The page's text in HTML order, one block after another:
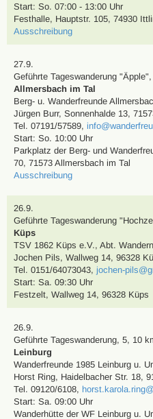
Start: So. 07:00 - 13:00 Uhr
Festhalle, Hauptstr. 105, 74930
Ausschreibung
27.9.
Geführte Tageswanderung "Äpple",
Allmersbach im Tal
Berg- u. Wanderfreunde
Jürgen Burr, Sonnenhalde 13,
Tel. 07191/57589,
Start: So. 10:00 Uhr
Parkplatz der Berg- und
70, 71573 Allmersbach im Tal
Ausschreibung
26.9.
Geführte Tageswanderung
Küps
TSV 1862 Küps e.V., Abt.
Jochen Pils, Wallweg 14, 96328
Tel. 0151/64073043, jochen-
Start: Sa. 09:30 Uhr
Festzelt, Wallweg 14, 96328 Küps
26.9.
Geführte Tageswanderung, 5, 10
Leinburg
Wanderfreunde 1985 Leinburg u.
Horst Ring, Haidelbacher Str. 18,
Tel. 09120/6108,
Start: Sa. 09:00 Uhr
Wanderhütte der WF Leinburg u.